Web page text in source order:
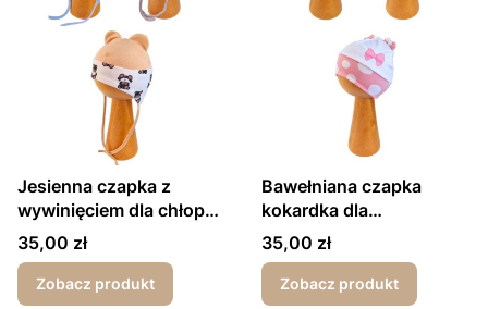
Jesienna czapka z
wywinięciem dla chłopca
misie
Cena
35,00 zł
Zobacz produkt
Bawełniana czapka
kokardka dla
dziewczynki wiosna-
jesień
Cena
35,00 zł
Zobacz produkt